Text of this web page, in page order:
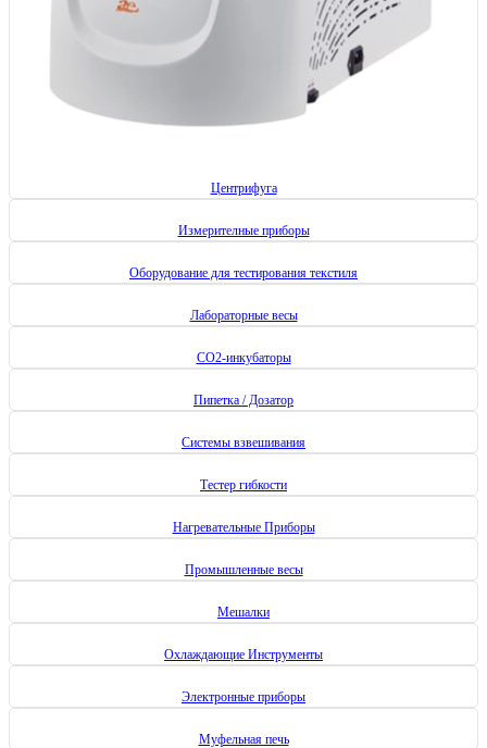
Центрифуга
Измерителные приборы
Оборудование для тестирования текстиля
Лабораторные весы
CO2-инкубаторы
Пипетка / Дозатор
Системы взвешивания
Тестер гибкости
Нагревательные Приборы
Промышленные весы
Мешалки
Охлаждающие Инструменты
Электронные приборы
Муфельная печь